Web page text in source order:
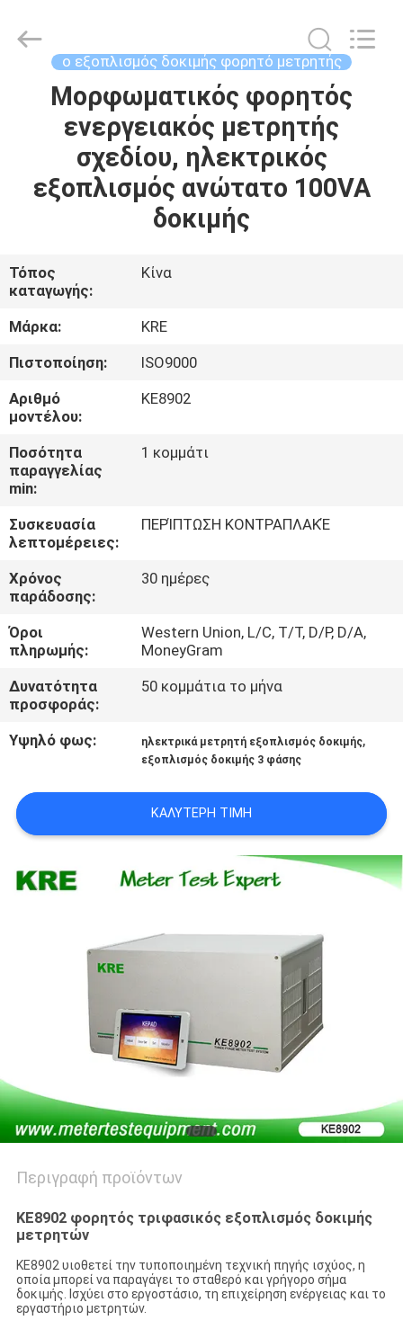
ΣΠΊΤΙ
ΠΡΟΪΌΝΤΑ
ΠΕΡΊΠΟΥ
ΓΎΡΟΣ
ΕΡΓΟΣΤΑΣΊΩΝ
ΠΟΙΟΤΙΚΌΣ
ΈΛΕΓΧΟΣ
ΜΑΣ
ΣΕ
ΕΠΑΦΉ
ΜΕ
ΖΗΤΉΣΤΕ
ΈΝΑ
ΑΠΌΣΠΑΣΜΑ
PRIVACY
Enterprises
ο εξοπλισμός δοκιμής φορητό μετρητής
Μορφωματικός φορητός
ενεργειακός μετρητής
σχεδίου, ηλεκτρικός
εξοπλισμός ανώτατο 100VA
δοκιμής
Τόπος
καταγωγής:
Κίνα
Μάρκα:
KRE
Πιστοποίηση:
ISO9000
Αριθμό
μοντέλου:
KE8902
Ποσότητα
παραγγελίας
min:
1 κομμάτι
Συσκευασία
λεπτομέρειες:
ΠΕΡΊΠΤΩΣΗ ΚΟΝΤΡΑΠΛΑΚΈ
Χρόνος
παράδοσης:
30 ημέρες
Όροι
πληρωμής:
Western Union, L/C, T/T, D/P, D/A,
MoneyGram
Δυνατότητα
προσφοράς:
50 κομμάτια το μήνα
Υψηλό φως: ηλεκτρικά μετρητή εξοπλισμός δοκιμής,
εξοπλισμός δοκιμής 3 φάσης
ΚΑΛΎΤΕΡΗ ΤΙΜΉ
Περιγραφή προϊόντων
KE8902 φορητός τριφασικός εξοπλισμός δοκιμής
μετρητών
KE8902 υιοθετεί την τυποποιημένη τεχνική πηγής ισχύος, η
οποία μπορεί να παραγάγει το σταθερό και γρήγορο σήμα
δοκιμής. Ισχύει στο εργοστάσιο, τη επιχείρηση ενέργειας και το
εργαστήριο μετρητών.